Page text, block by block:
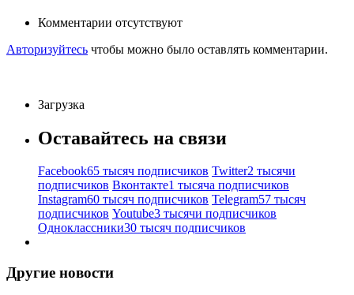
Комментарии отсутствуют
Авторизуйтесь чтобы можно было оставлять комментарии.
Загрузка
Оставайтесь на связи
Facebook65 тысяч подписчиков Twitter2 тысячи
подписчиков Вконтакте1 тысяча подписчиков
Instagram60 тысяч подписчиков Telegram57 тысяч
подписчиков Youtube3 тысячи подписчиков
Одноклассники30 тысяч подписчиков
Другие новости